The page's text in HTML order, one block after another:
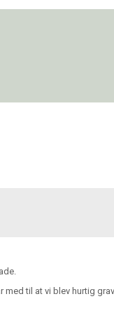
til at vi blev hurtig